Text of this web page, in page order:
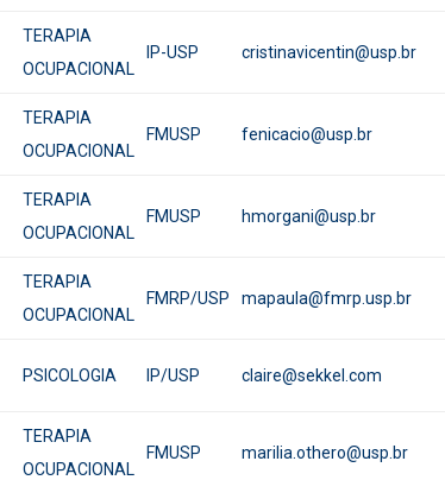
TERAPIA
OCUPACIONAL
IP-USP cristinavicentin@usp.br
TERAPIA
OCUPACIONAL
FMUSP fenicacio@usp.br
TERAPIA
OCUPACIONAL
FMUSP hmorgani@usp.br
TERAPIA
OCUPACIONAL
FMRP/USP mapaula@fmrp.usp.br
PSICOLOGIA IP/USP claire@sekkel.com
TERAPIA
OCUPACIONAL
FMUSP marilia.othero@usp.br